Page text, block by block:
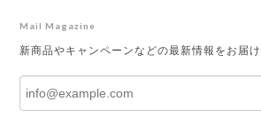
Mail Magazine
新商品やキャンペーンなどの最新情報をお届け